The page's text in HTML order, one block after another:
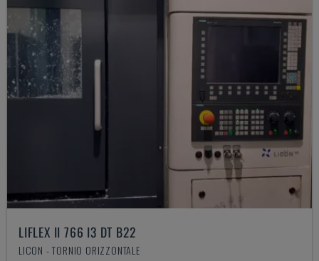
LIFLEX II 766 I3 DT B22
LICON - TORNIO ORIZZONTALE